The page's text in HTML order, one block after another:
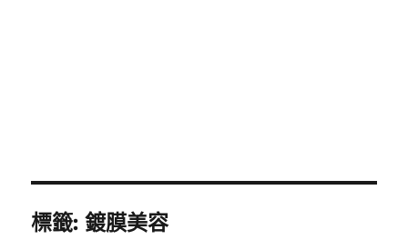
標籤:鍍膜美容